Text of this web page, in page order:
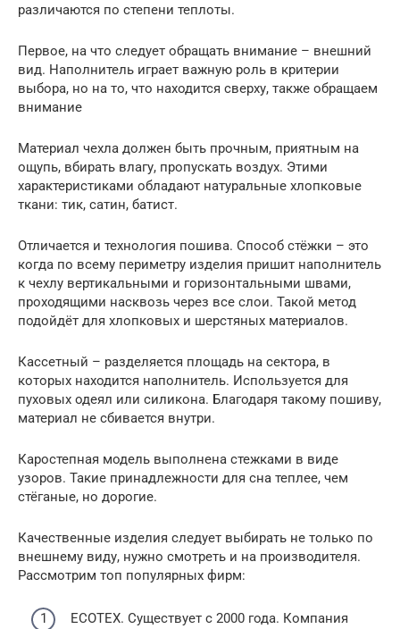
различаются по степени теплоты.
Первое, на что следует обращать внимание – внешний
вид. Наполнитель играет важную роль в критерии
выбора, но на то, что находится сверху, также обращаем
внимание
Материал чехла должен быть прочным, приятным на
ощупь, вбирать влагу, пропускать воздух. Этими
характеристиками обладают натуральные хлопковые
ткани: тик, сатин, батист.
Отличается и технология пошива. Способ стёжки – это
когда по всему периметру изделия пришит наполнитель
к чехлу вертикальными и горизонтальными швами,
проходящими насквозь через все слои. Такой метод
подойдёт для хлопковых и шерстяных материалов.
Кассетный – разделяется площадь на сектора, в
которых находится наполнитель. Используется для
пуховых одеял или силикона. Благодаря такому пошиву,
материал не сбивается внутри.
Каростепная модель выполнена стежками в виде
узоров. Такие принадлежности для сна теплее, чем
стёганые, но дорогие.
Качественные изделия следует выбирать не только по
внешнему виду, нужно смотреть и на производителя.
Рассмотрим топ популярных фирм:
ECOTEX. Существует с 2000 года. Компания